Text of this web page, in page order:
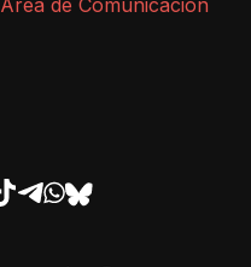
Área de Comunicación